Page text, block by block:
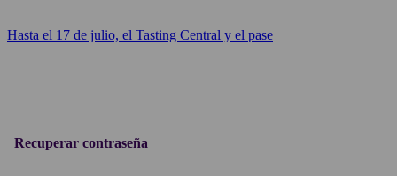
Hasta el 17 de julio, el Tasting Central y el pase
Recuperar contraseña